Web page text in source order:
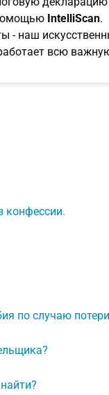
IntelliScan.
- наш
всю
конфессии.
по случаю потери